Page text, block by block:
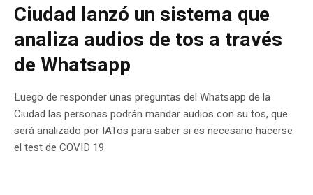
Ciudad lanzó un sistema que
analiza audios de tos a través
de Whatsapp
Luego de responder unas preguntas del Whatsapp de la
Ciudad las personas podrán mandar audios con su tos, que
será analizado por IATos para saber si es necesario hacerse
el test de COVID 19.